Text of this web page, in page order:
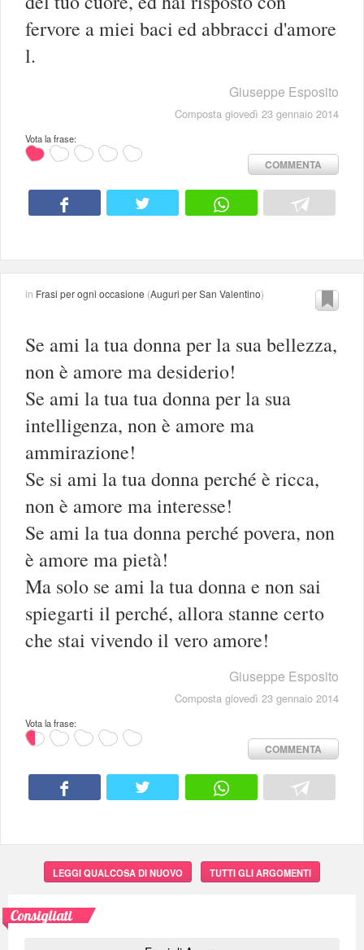
fervore a miei baci ed abbracci d'amore
l.
Giuseppe Esposito
Composta giovedì 23 gennaio 2014
Vota la frase:
COMMENTA
in Frasi per ogni occasione (Auguri per San Valentino)
Se ami la tua donna per la sua bellezza,
non è amore ma desiderio!
Se ami la tua tua donna per la sua
intelligenza, non è amore ma
ammirazione!
Se si ami la tua donna perché è ricca,
non è amore ma interesse!
Se ami la tua donna perché povera, non
è amore ma pietà!
Ma solo se ami la tua donna e non sai
spiegarti il perché, allora stanne certo
che stai vivendo il vero amore!
Giuseppe Esposito
Composta giovedì 23 gennaio 2014
Vota la frase:
COMMENTA
LEGGI QUALCOSA DI NUOVO TUTTI GLI ARGOMENTI
Consigliati